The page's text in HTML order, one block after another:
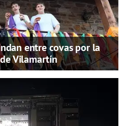
entre covas por la
Vilamartín